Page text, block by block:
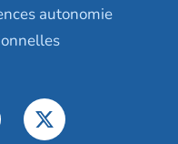
autonomie